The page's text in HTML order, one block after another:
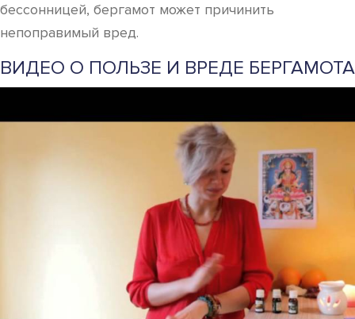
бессонницей, бергамот может причинить
непоправимый вред.
ВИДЕО О ПОЛЬЗЕ И ВРЕДЕ БЕРГАМОТА